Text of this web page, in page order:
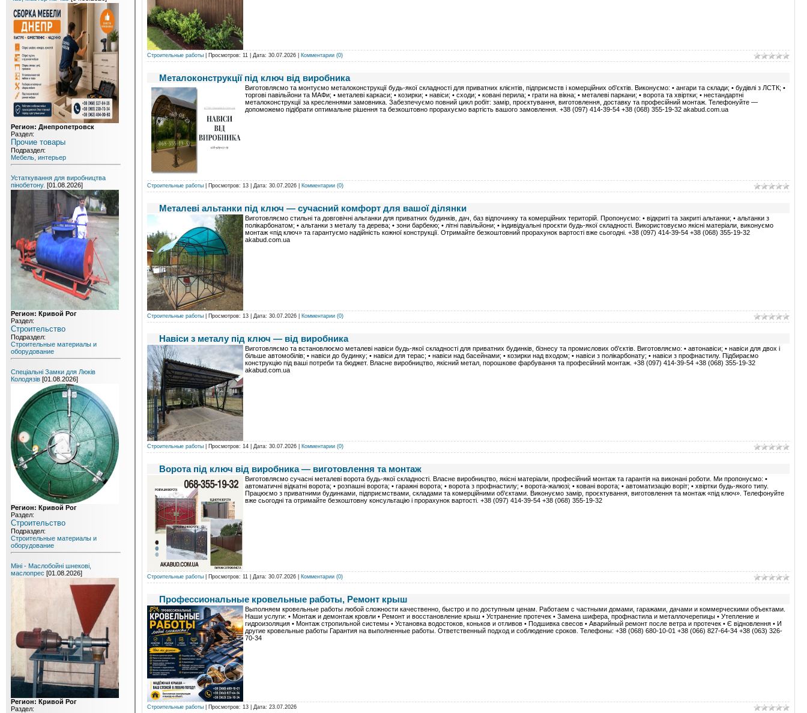
Регион: Днепропетровск
Раздел:
Прочие товары
Подраздел:
Мебель, интерьер
Устаткування для виробництва
пінобетону. [01.08.2026]
Регион: Кривой Рог
Раздел:
Строительство
Подраздел:
Строительные материалы и
оборудование
Спеціальні Замки для Люків
Колодязів [01.08.2026]
Регион: Кривой Рог
Раздел:
Строительство
Подраздел:
Строительные материалы и
оборудование
Міні - Маслобойні шнекові,
маслопрес [01.08.2026]
Регион: Кривой Рог
Раздел:
Строительные работы | Просмотров: 11 | Дата: 30.07.2026 Комментарии (0)
Металоконструкції під ключ від виробника
Виготовляємо та монтуємо металоконструкції будь-якої складності для приватних клієнтів, підприємств і комерційних об'єктів. Виконуємо: • ангари та склади; • будівлі з ЛСТК; •
торгові павільйони та МАФи; • металеві каркаси; • козирки; • навіси; • сходи; • ковані перила; • грати на вікна; • металеві паркани; • ворота та хвіртки; • нестандартні
металоконструкції за кресленнями замовника. Забезпечуємо повний цикл робіт: замір, проєктування, виготовлення, доставку та професійний монтаж. Телефонуйте —
допоможемо підібрати оптимальне рішення та безкоштовно прорахуємо вартість вашого замовлення. +38 (097) 414-39-54 +38 (068) 355-19-32 akabud.com.ua
Строительные работы | Просмотров: 13 | Дата: 30.07.2026 Комментарии (0)
Металеві альтанки під ключ — сучасний комфорт для вашої ділянки
Виготовляємо стильні та довговічні альтанки для приватних будинків, дач, баз відпочинку та комерційних територій. Пропонуємо: • відкриті та закриті альтанки; • альтанки з
полікарбонатом; • альтанки з металу та дерева; • зони барбекю; • літні павільйони; • індивідуальні проєкти будь-якої складності. Використовуємо якісні матеріали, виконуємо
монтаж «під ключ» та гарантуємо надійність кожної конструкції. Отримайте безкоштовний прорахунок вартості вже сьогодні. +38 (097) 414-39-54 +38 (068) 355-19-32
akabud.com.ua
Строительные работы | Просмотров: 13 | Дата: 30.07.2026 Комментарии (0)
Навіси з металу під ключ — від виробника
Виготовляємо та встановлюємо металеві навіси будь-якої складності для приватних будинків, бізнесу та промислових об'єктів. Виготовляємо: • автонавіси; • навіси для двох і
більше автомобілів; • навіси до будинку; • навіси для терас; • навіси над басейнами; • козирки над входом; • навіси з полікарбонату; • навіси з профнастилу. Підбираємо
конструкцію під ваші потреби та бюджет. Власне виробництво, якісний метал, порошкове фарбування та професійний монтаж. +38 (097) 414-39-54 +38 (068) 355-19-32
akabud.com.ua
Строительные работы | Просмотров: 14 | Дата: 30.07.2026 Комментарии (0)
Ворота під ключ від виробника — виготовлення та монтаж
Виготовляємо сучасні металеві ворота будь-якої складності. Власне виробництво, якісні матеріали, професійний монтаж та гарантія на виконані роботи. Ми пропонуємо: •
автоматичні відкатні ворота; • розпашні ворота; • гаражні ворота; • ворота з профнастилу; • ворота-жалюзі; • ковані ворота; • автоматизацію воріт; • хвіртки будь-якого типу.
Працюємо з приватними будинками, підприємствами, складами та комерційними об'єктами. Виконуємо замір, проєктування, виготовлення та монтаж «під ключ». Телефонуйте
вже сьогодні та отримайте безкоштовну консультацію і прорахунок вартості. +38 (097) 414-39-54 +38 (068) 355-19-32
Строительные работы | Просмотров: 11 | Дата: 30.07.2026 Комментарии (0)
Профессиональные кровельные работы, Ремонт крыш
Выполняем кровельные работы любой сложности качественно, быстро и по доступным ценам. Работаем с частными домами, гаражами, дачами и коммерческими объектами.
Наши услуги: • Монтаж и демонтаж кровли • Ремонт и восстановление крыш • Устранение протечек • Замена шифера, профнастила и металлочерепицы • Утепление и
гидроизоляция • Монтаж стропильной системы • Установка водостоков, коньков и отливов • Подшивка свесов • Аварийный ремонт после ветра и протечек • Є відновлення • И
другие кровельные работы Гарантия на выполненные работы. Ответственный подход и соблюдение сроков. Телефоны: +38 (068) 680-10-01 +38 (066) 827-64-34 +38 (063) 326-
70-34
Строительные работы | Просмотров: 13 | Дата: 23.07.2026